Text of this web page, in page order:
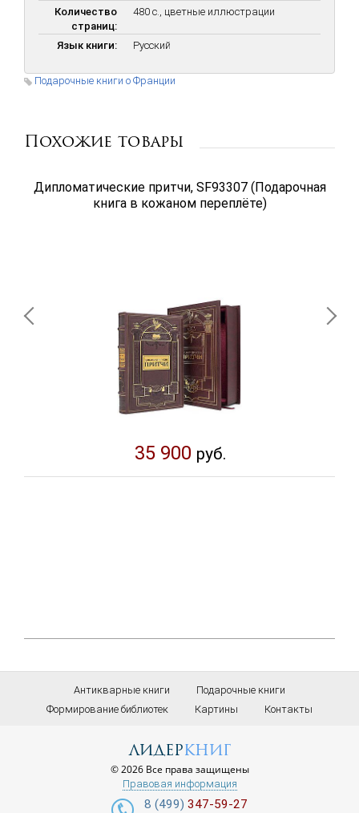
Количество
страниц:
480 с., цветные иллюстрации
Язык книги: Русский
Подарочные книги о Франции
Похожие товары
Дипломатические притчи, SF93307 (Подарочная
книга в кожаном переплёте)
35 900 руб.
Антикварные книги
Подарочные книги
Формирование библиотек
Картины Контакты
лидеркниг
© 2026 Все права защищены
Правовая информация
8 (499) 347-59-27